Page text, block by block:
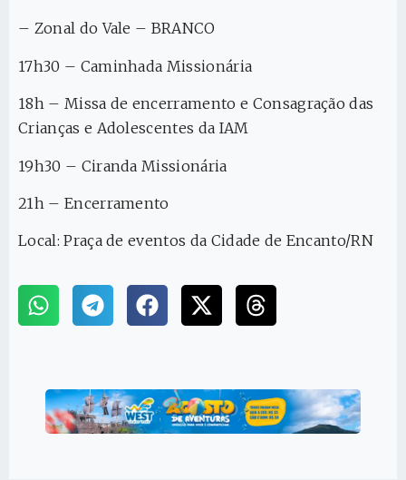
– Zonal do Vale – BRANCO
17h30 – Caminhada Missionária
18h – Missa de encerramento e Consagração das
Crianças e Adolescentes da IAM
19h30 – Ciranda Missionária
21h – Encerramento
Local: Praça de eventos da Cidade de Encanto/RN